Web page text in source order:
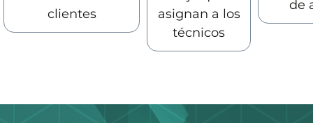
clientes
asignan a los
técnicos
de